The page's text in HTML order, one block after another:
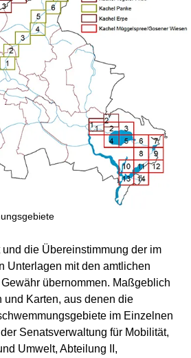
die Übereinstimmung der im
Unterlagen mit den amtlichen
übernommen. Maßgeblich
und Karten, aus denen die
im Einzelnen
Senatsverwaltung für Mobilität,
Umwelt, Abteilung II,